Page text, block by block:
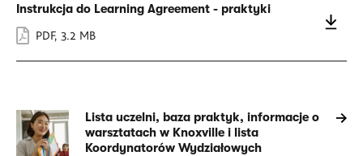
Instrukcja do Learning Agreement - praktyki
PDF, 3.2 MB
Lista uczelni, baza praktyk, informacje o
warsztatach w Knoxville i lista
Koordynatorów Wydziałowych